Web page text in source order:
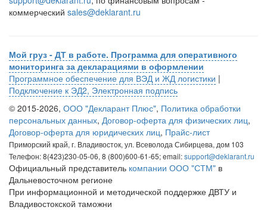
коммерческий sales@deklarant.ru
Мой груз - ДТ в работе. Программа для оперативного
мониторинга за декларациями в оформлении
Программное обеспечение для ВЭД и ЖД логистики |
Подключение к ЭД2, Электронная подпись
© 2015-2026, ООО "Декларант Плюс", Политика обработки
персональных данных, Договор-оферта для физических лиц,
Договор-оферта для юридических лиц, Прайс-лист
Приморский край, г. Владивосток, ул. Всеволода Сибирцева, дом 103
Телефон: 8(423)230-05-06, 8 (800)600-61-65; email:support@deklarant.ru
Официальный представитель компании ООО "СТМ" в
Дальневосточном регионе
При информационной и методической поддержке ДВТУ и
Владивостокской таможни